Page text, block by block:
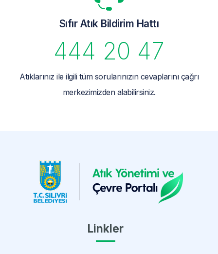
Sıfır Atık Bildirim Hattı
444 20 47
Atıklarınız ile ilgili tüm sorularınızın cevaplarını çağrı
merkezimizden alabilirsiniz.
Linkler